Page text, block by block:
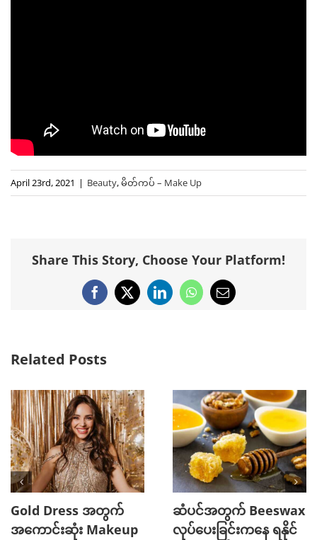
April 23rd, 2021 | Beauty,မိတ်ကပ် – Make Up
Share This Story, Choose Your Platform!
Facebook
X LinkedInWhatsApp
Email
Related Posts
2025 TikTok မှာ Trend
ဖြစ်ခဲ့တဲ့ Hot Beauty
သင့်ဆံကေသာကို
ကျန်းမာသန်စွမ်းစေမယ့်